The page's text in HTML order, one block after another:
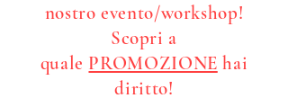
nostro evento/workshop!
Scopri a
quale PROMOZIONE hai
diritto!